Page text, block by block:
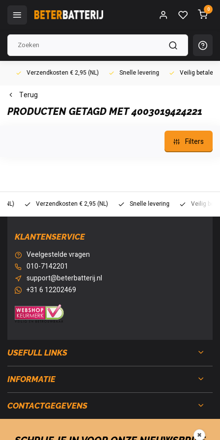
0
Verzendkosten € 2,95 (NL) Snelle levering Veilig betalen
Terug
PRODUCTEN GETAGD MET 4003019424221
Filters
Verzendkosten € 2,95 (NL) Snelle levering Veilig betalen
KLANTENSERVICE
Veelgestelde vragen
010-7142201
support@beterbatterij.nl
+31 6 12202469
USEFULL LINKS
INFORMATIE
CONTACTGEGEVENS
✖